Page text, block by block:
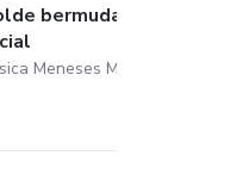
bermuda feminina
Meneses Modelista